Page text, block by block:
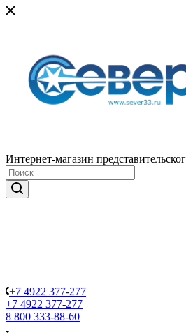
Интернет-магазин
+7 4922 377-277
+7 4922 377-277
8 800 333-88-60